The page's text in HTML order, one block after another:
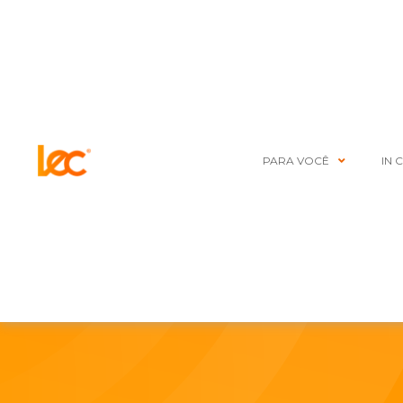
PARA VOCÊ IN